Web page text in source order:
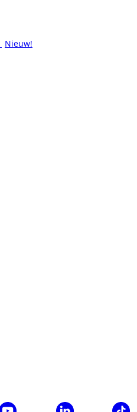
Nieuw!